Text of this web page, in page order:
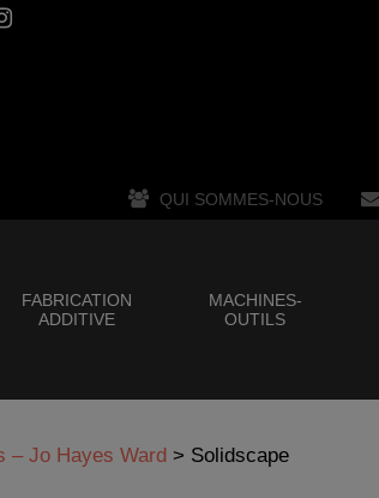
QUI SOMMES-NOUS
FABRICATION
ADDITIVE
MACHINES-
OUTILS
– Jo Hayes Ward > Solidscape